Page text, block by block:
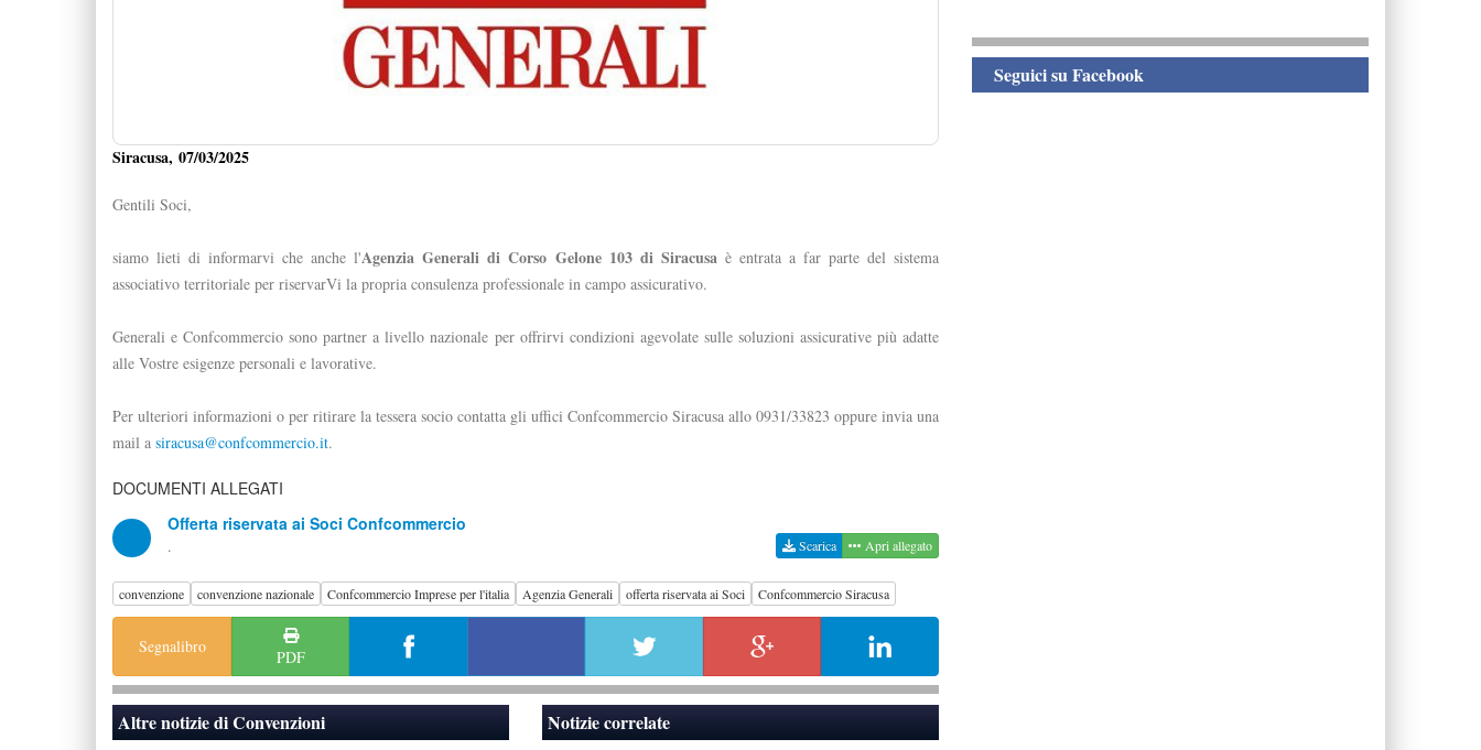
Siracusa, 07/03/2025
Gentili Soci,
siamo lieti di informarvi che anche l'Agenzia Generali di Corso Gelone 103 di Siracusaè entrata a far parte del sistema
associativo territoriale per riservarVi la propria consulenza professionale in campo assicurativo.
Generali e Confcommercio sono partner a livello nazionale per offrirvi condizioni agevolate sulle soluzioni assicurative più adatte
alle Vostre esigenze personali e lavorative.
Per ulteriori informazioni o per ritirare la tessera socio contatta gli uffici Confcommercio Siracusa allo 0931/33823 oppure invia una
mail a siracusa@confcommercio.it.
DOCUMENTI ALLEGATI
Offerta riservata ai Soci Confcommercio
. Scarica Apri allegato
convenzione convenzione nazionale Confcommercio Imprese per l'italia Agenzia Generali offerta riservata ai Soci Confcommercio Siracusa
Segnalibro
PDF
Altre notizie diConvenzioni Notizie correlate
Seguici su Facebook